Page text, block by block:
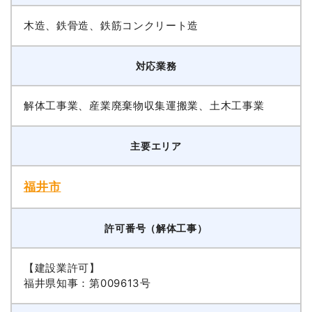
木造、鉄骨造、鉄筋コンクリート造
対応業務
解体工事業、産業廃棄物収集運搬業、土木工事業
主要エリア
福井市
許可番号（解体工事）
【建設業許可】
福井県知事：第009613号